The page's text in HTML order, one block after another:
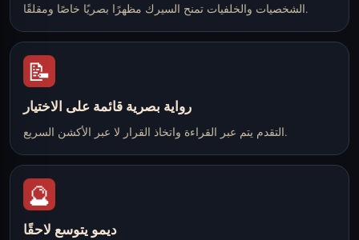
الشخصيات والخلفيات تمنح السيرك مظهرًا بصريًا خاصًا ومقلقًا.
📝
رواية بصرية قائمة على الاختيار
التقدم يتم عبر القراءة واتخاذ القرار لا عبر الأكشن السريع.
🔮
ديمو يتوسع لاحقًا